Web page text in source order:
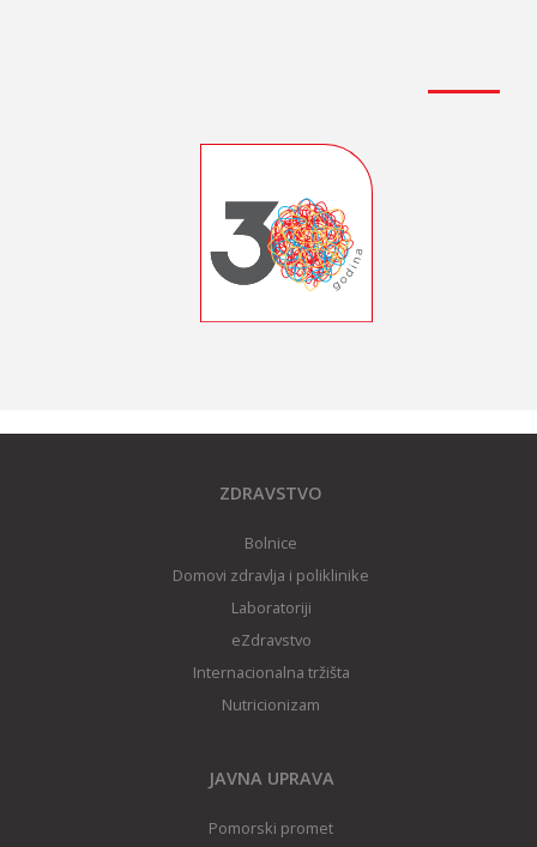
ZDRAVSTVO
Bolnice
Domovi zdravlja i poliklinike
Laboratoriji
eZdravstvo
Internacionalna tržišta
Nutricionizam
JAVNA UPRAVA
Pomorski promet